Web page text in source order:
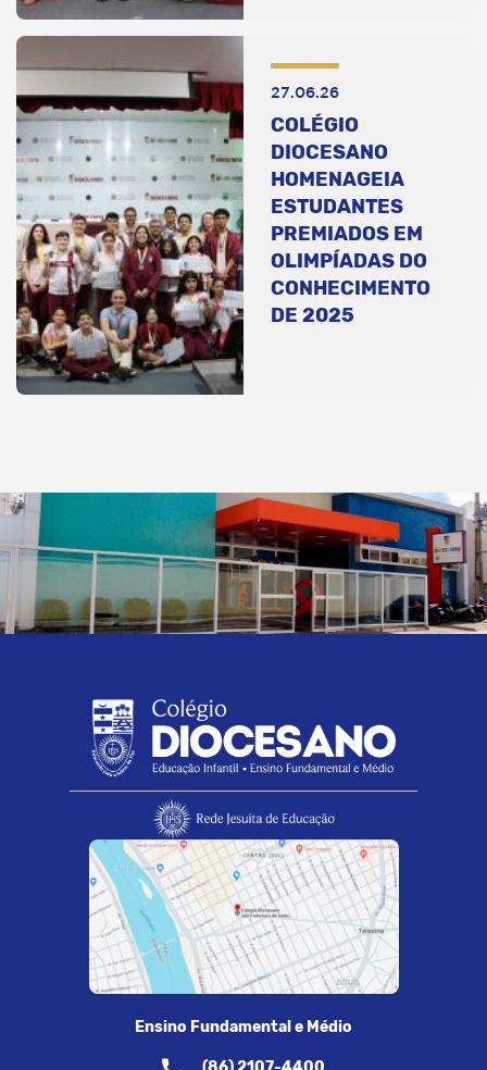
27.06.26
COLÉGIO
DIOCESANO
HOMENAGEIA
ESTUDANTES
PREMIADOS EM
OLIMPÍADAS DO
CONHECIMENTO
DE 2025
Ensino Fundamental e Médio